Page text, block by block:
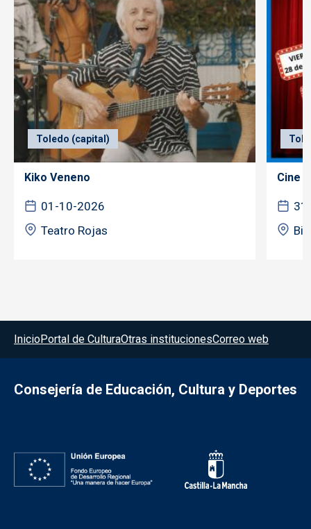
Toledo (capital)
Kiko Veneno
01-10-2026
Teatro Rojas
Cine
Menú del pie
InicioPortal de CulturaOtras institucionesCorreo web
Consejería de Educación, Cultura y Deportes